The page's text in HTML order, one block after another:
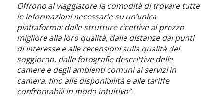
Offrono al viaggiatore la comodità di trovare tutte
le informazioni necessarie su un’unica
piattaforma: dalle strutture ricettive al prezzo
migliore alla loro qualità, dalle distanze dai punti
di interesse e alle recensioni sulla qualità del
soggiorno, dalle fotografie descrittive delle
camere e degli ambienti comuni ai servizi in
camera, fino alle disponibilità e alle tariffe
confrontabili in modo intuitivo”.